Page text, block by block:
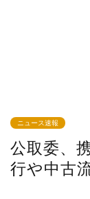
ニュース速報
公取委、
行や中古